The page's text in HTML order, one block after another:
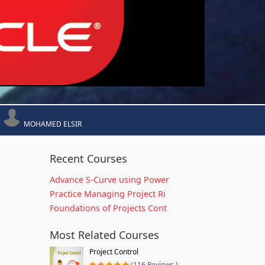
MOHAMED ELSIR
Recent Courses
Advance S-Curve using Power
Practice Managing Project Ri
Foundations of Projects Cont
Most Related Courses
Project Control